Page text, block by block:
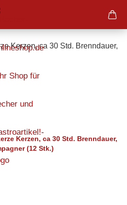
Kerzen, ca 30 Std. Brenndauer,